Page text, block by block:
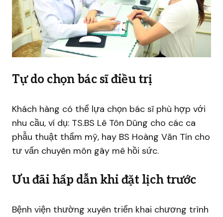
Tự do chọn bác sĩ điều trị
Khách hàng có thể lựa chọn bác sĩ phù hợp với
nhu cầu, ví dụ: TS.BS Lê Tôn Dũng cho các ca
phẫu thuật thẩm mỹ, hay BS Hoàng Văn Tín cho
tư vấn chuyên môn gây mê hồi sức.
Ưu đãi hấp dẫn khi đặt lịch trước
Bệnh viện thường xuyên triển khai chương trình